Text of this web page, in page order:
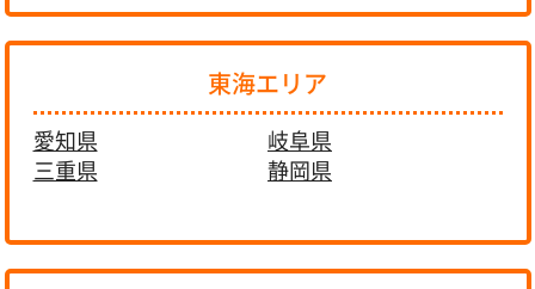
東海エリア
愛知県
岐阜県
三重県
静岡県